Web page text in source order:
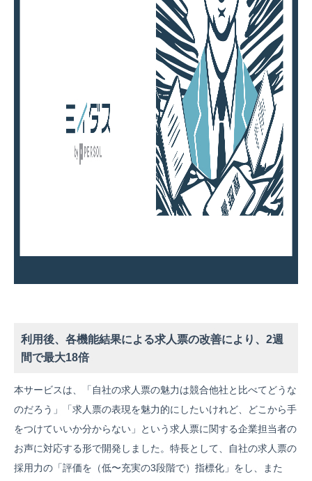
利用後、各機能結果による求人票の改善により、2週
間で最大18倍
本サービスは、「自社の求人票の魅力は競合他社と比べてどうな
のだろう」「求人票の表現を魅力的にしたいけれど、どこから手
をつけていいか分からない」という求人票に関する企業担当者の
お声に対応する形で開発しました。特長として、自社の求人票の
採用力の「評価を（低〜充実の3段階で）指標化」をし、また